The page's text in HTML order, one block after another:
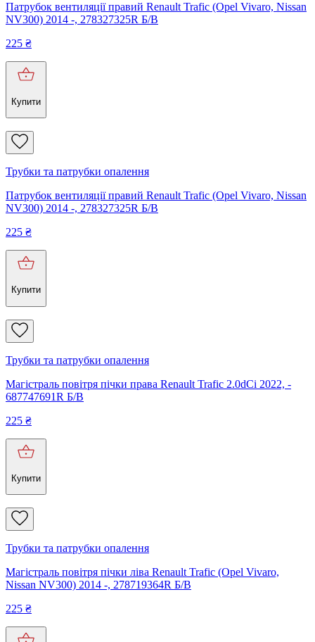
Патрубок вентиляції правий Renault Trafic (Opel Vivaro, Nissan
NV300) 2014 -, 278327325R Б/В
225 ₴
Купити
Трубки та патрубки опалення
Патрубок вентиляції правий Renault Trafic (Opel Vivaro, Nissan
NV300) 2014 -, 278327325R Б/В
225 ₴
Купити
Трубки та патрубки опалення
Магістраль повітря пічки права Renault Trafic 2.0dCi 2022, -
687747691R Б/В
225 ₴
Купити
Трубки та патрубки опалення
Магістраль повітря пічки ліва Renault Trafic (Opel Vivaro,
Nissan NV300) 2014 -, 278719364R Б/В
225 ₴